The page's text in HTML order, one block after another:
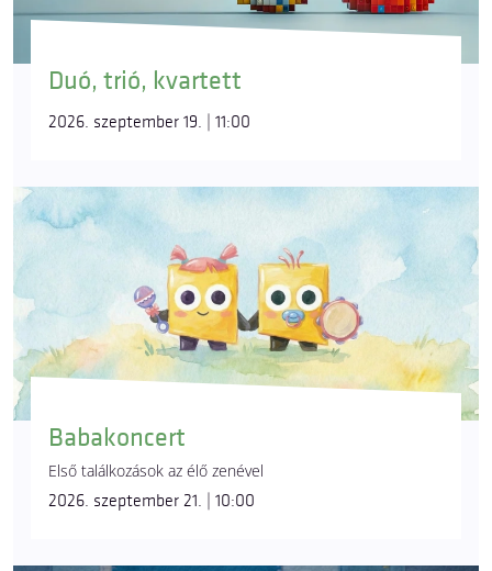
Duó, trió, kvartett
2026. szeptember 19. | 11:00
Babakoncert
Első találkozások az élő zenével
2026. szeptember 21. | 10:00